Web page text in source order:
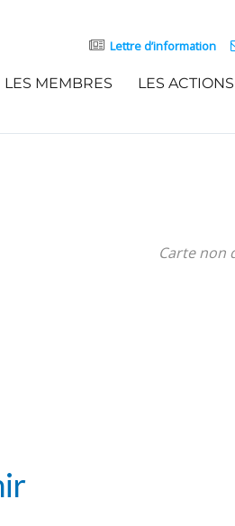
Lettre d’information
LES MEMBRES LES ACTIONS
Carte non